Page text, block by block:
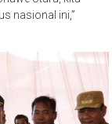
nasional ini,”